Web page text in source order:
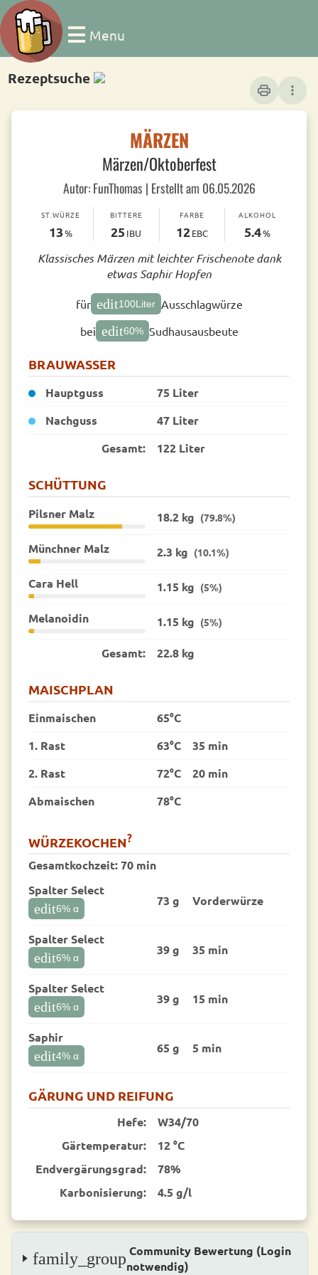
Menu
Rezeptsuche
print more_vert
MÄRZEN
Märzen/Oktoberfest
Autor: FunThomas | Erstellt am 06.05.2026
ST.WÜRZE
13%
BITTERE
25 IBU
FARBE
12EBC
ALKOHOL
5.4%
Klassisches Märzen mit leichter Frischenote dank
etwas Saphir Hopfen
für edit100Liter Ausschlagwürze
bei edit60% Sudhausausbeute
BRAUWASSER
Hauptguss
75 Liter
Nachguss
47 Liter
Gesamt:
122 Liter
SCHÜTTUNG
Pilsner Malz 18.2 kg (79.8%)
Münchner Malz 2.3 kg (10.1%)
Cara Hell 1.15 kg (5%)
Melanoidin 1.15 kg (5%)
Gesamt: 22.8 kg
MAISCHPLAN
Einmaischen
65°C
1. Rast
63°C
35 min
2. Rast
72°C
20 min
Abmaischen
78°C
WÜRZEKOCHEN?
Gesamtkochzeit:70 min
Spalter Select
edit6% α
73 g Vorder­würze
Spalter Select
edit6% α
39 g 35 min
Spalter Select
edit6% α
39 g 15 min
Saphir
edit4% α
65 g 5 min
GÄRUNG UND REIFUNG
Hefe:
W34/70
Gärtemperatur:
12 °C
End­vergärungsgrad:
78%
Karbonisierung:
4.5 g/l
family_group Community Bewertung (Login
notwendig)